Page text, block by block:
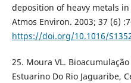
deposition of heavy metals
Atmos Environ. 2003; 37 (6)
https://doi.org/10.1016/
25. Moura VL.
Estuarino Do Rio Jaguaribe,